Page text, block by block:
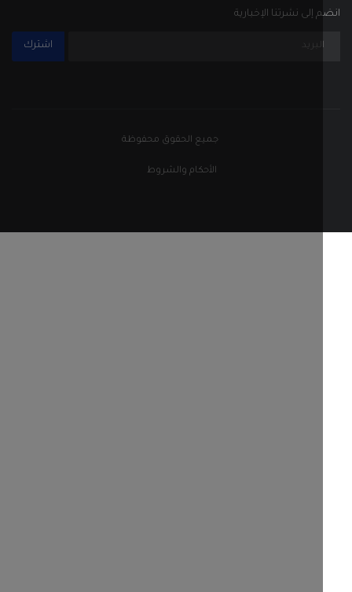
إلى نشرتنا الإخبارية
جميع الحقوق محفوظة
الأحكام والشروط